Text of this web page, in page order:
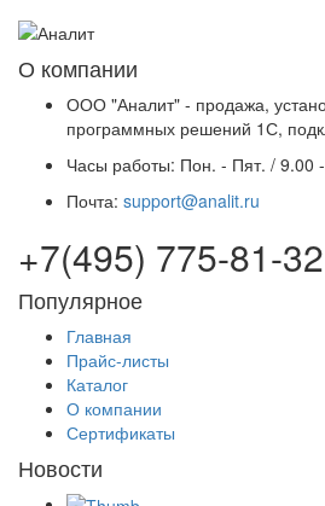
О компании
ООО "Аналит" - продажа,
программных решений 1С,
Часы работы: Пон. - Пят. / 9.00
Почта: support@analit.ru
+7(495) 775-81-32
Популярное
Главная
Прайс-листы
Каталог
О компании
Сертификаты
Новости